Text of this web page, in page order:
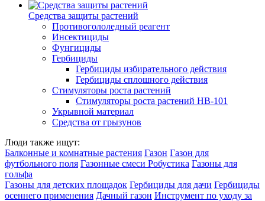
Средства защиты растений
Противогололедный реагент
Инсектициды
Фунгициды
Гербициды
Гербициды избирательного действия
Гербициды сплошного действия
Стимуляторы роста растений
Стимуляторы роста растений HB-101
Укрывной материал
Средства от грызунов
Люди также ищут:
Балконные и комнатные растения Газон Газон для
футбольного поля Газонные смеси Робустика Газоны для
гольфа
Газоны для детских площадок Гербициды для дачи Гербициды
осеннего применения Дачный газон Инструмент по уходу за